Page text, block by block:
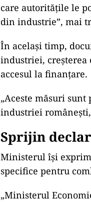
care autoritățile le
din industrie”, mai
În același timp,
industriei,
accesul la finanțare.
„Aceste măsuri
industriei
Sprijin
Ministerul își
specifice pentru
„Ministerul